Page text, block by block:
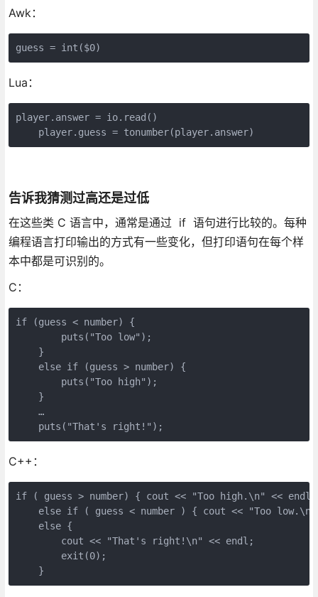
Awk：
guess = int($0)
Lua：
player.answer = io.read()
    player.guess = tonumber(player.answer)
告诉我猜测过高还是过低
在这些类 C 语言中，通常是通过 if 语句进行比较的。每种
编程语言打印输出的方式有一些变化，但打印语句在每个样
本中都是可识别的。
C：
if (guess < number) {
        puts("Too low");
    }
    else if (guess > number) {
        puts("Too high");
    }
    …
    puts("That's right!");
C++：
if ( guess > number) { cout << "Too high.\n" <<
else if ( guess < number ) { cout << "Too
    else {
        cout << "That's right!\n" << endl;
        exit(0);
    }